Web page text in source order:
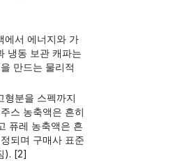
에서 에너지와 가
냉동 보관 캐파는
만드는 물리적
형분을 스펙까지
스 농축액은 흔히
퓨레 농축액은 흔
되며 구매사 표준
). [2]